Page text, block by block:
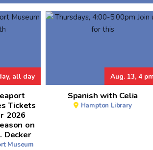
all day
Tickets
2026
on
Decker
Museum
Aug. 13, 4
Spanish with Celia
Hampton Library